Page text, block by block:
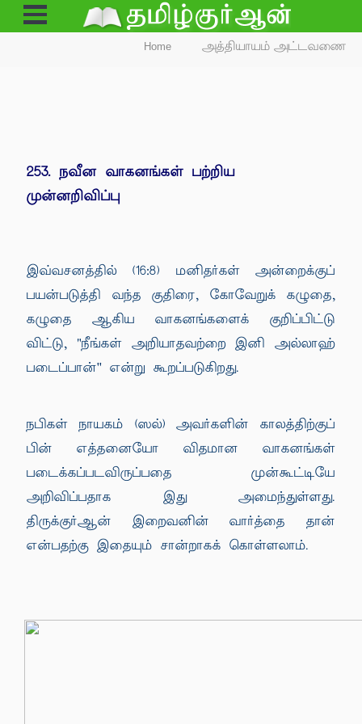
Open
Menu
Home அத்தியாயம் அட்டவணை
253. நவீன வாகனங்கள் பற்றிய
முன்னறிவிப்பு
இவ்வசனத்தில் (16:8) மனிதர்கள் அன்றைக்குப்
பயன்படுத்தி வந்த குதிரை, கோவேறுக் கழுதை,
கழுதை ஆகிய வாகனங்களைக் குறிப்பிட்டு
விட்டு, "நீங்கள் அறியாதவற்றை இனி அல்லாஹ்
படைப்பான்'' என்று கூறப்படுகிறது.
நபிகள் நாயகம் (ஸல்) அவர்களின் காலத்திற்குப்
பின் எத்தனையோ விதமான வாகனங்கள்
படைக்கப்படவிருப்பதை முன்கூட்டியே
அறிவிப்பதாக இது அமைந்துள்ளது.
திருக்குர்ஆன் இறைவனின் வார்த்தை தான்
என்பதற்கு இதையும் சான்றாகக் கொள்ளலாம்.